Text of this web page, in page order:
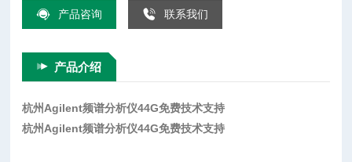
产品咨询 联系我们
产品介绍
杭州Agilent频谱分析仪44G免费技术支持
杭州Agilent频谱分析仪44G免费技术支持